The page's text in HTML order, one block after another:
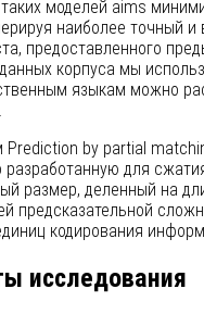
моделей aims
наиболее точный
предоставленного
корпуса мы
языкам можно
by partial
разработанную для
размер, деленный на
предсказательной
кодирования
исследования